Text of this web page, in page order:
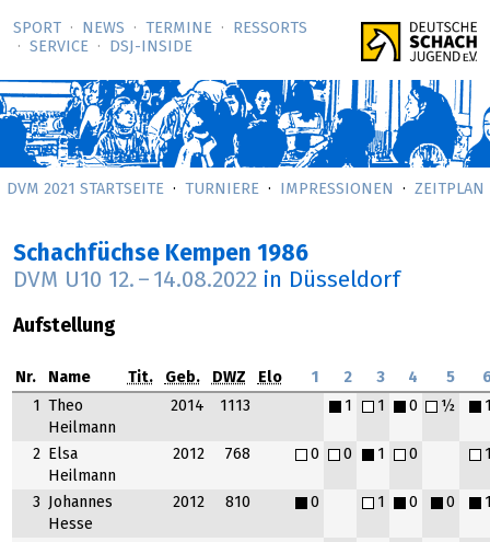
SPORT NEWS TERMINE
RESSORTS
SERVICE
DSJ-­INSIDE
DVM 2021 STARTSEITE TURNIERE IMPRESSIONEN ZEITPLAN
Schachfüchse Kempen 1986
DVM U10 12. – 14.08.2022 in Düsseldorf
Aufstellung
Nr. Name Tit. Geb. DWZ Elo 1 2 3 4 5
1
Theo
Heilmann
2014 1113 1 1 0 ½
2
Elsa
Heilmann
2012 768 0 0 1 0
3
Johannes
Hesse
2012 810 0 1 0 0